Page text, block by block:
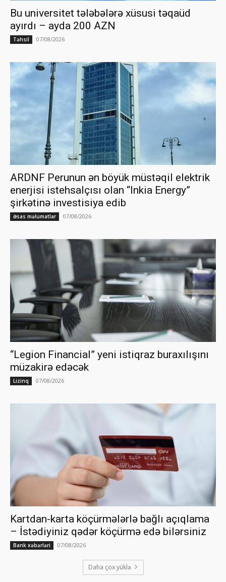
Bu universitet tələbələrə xüsusi təqaüd
ayırdı – ayda 200 AZN
Təhsil 07/08/2026
ARDNF Perunun ən böyük müstəqil elektrik
enerjisi istehsalçısı olan “Inkia Energy”
şirkətinə investisiya edib
Əsas məlumatlar 07/08/2026
“Legion Financial” yeni istiqraz buraxılışını
müzakirə edəcək
Lizinq 07/08/2026
Kartdan-karta köçürmələrlə bağlı açıqlama
– İstədiyiniz qədər köçürmə edə bilərsiniz
Bank xəbərləri 07/08/2026
Daha çox yüklə